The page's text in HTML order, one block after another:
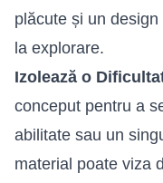
plăcute și un
la explorare.
Izolează o
conceput pentru a
abilitate sau un
material poate viza